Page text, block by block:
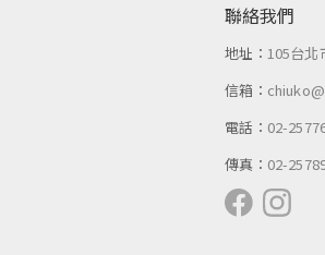
聯絡我們
地址：105台北
信箱：
電話： 02-
傳真： 02-